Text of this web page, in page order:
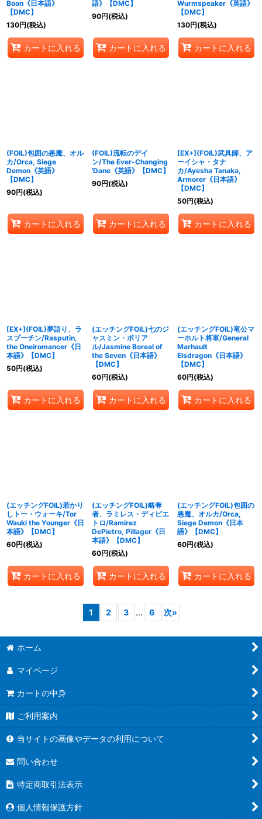
Boon《日本語》
【DMC】
130円(税込)
カートに入れる
語》【DMC】
90円(税込)
カートに入れる
Wurmspeaker《英語》
【DMC】
130円(税込)
カートに入れる
(FOIL)包囲の悪魔、オル
カ/Orca, Siege
Demon《英語》
【DMC】
90円(税込)
カートに入れる
(FOIL)流転のデイ
ン/The Ever-Changing
'Dane《英語》【DMC】
90円(税込)
カートに入れる
[EX+](FOIL)武具師、ア
ーイシャ・タナ
カ/Ayesha Tanaka,
Armorer《日本語》
【DMC】
50円(税込)
カートに入れる
[EX+](FOIL)夢語り、ラ
スプーチン/Rasputin,
the Oneiromancer《日
本語》【DMC】
50円(税込)
カートに入れる
(エッチングFOIL)七のジ
ャスミン・ボリア
ル/Jasmine Boreal of
the Seven《日本語》
【DMC】
60円(税込)
カートに入れる
(エッチングFOIL)竜公マ
ーホルト将軍/General
Marhault
Elsdragon《日本語》
【DMC】
60円(税込)
カートに入れる
(エッチングFOIL)若かり
しトー・ウォーキ/Tor
Wauki the Younger《日
本語》【DMC】
60円(税込)
カートに入れる
(エッチングFOIL)略奪
者、ラミレス・ディピエ
トロ/Ramirez
DePietro, Pillager《日
本語》【DMC】
60円(税込)
カートに入れる
(エッチングFOIL)包囲の
悪魔、オルカ/Orca,
Siege Demon《日本
語》【DMC】
60円(税込)
カートに入れる
1 2 3 ... 6 次»
ホーム
マイページ
カートの中身
ご利用案内
当サイトの画像やデータの利用について
問い合わせ
特定商取引法表示
個人情報保護方針